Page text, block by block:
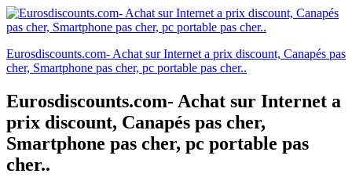
Eurosdiscounts.com- Achat sur Internet a prix discount, Canapés pas
cher, Smartphone pas cher, pc portable pas cher..
Eurosdiscounts.com- Achat sur Internet a
prix discount, Canapés pas cher,
Smartphone pas cher, pc portable pas
cher..